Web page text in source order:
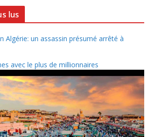
lus
Algérie: un assassin présumé arrêté à
avec le plus de millionnaires